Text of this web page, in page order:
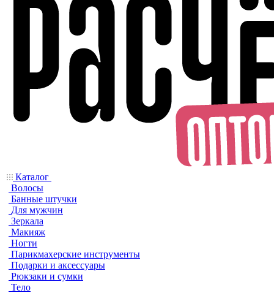
Каталог
Волосы
Банные штучки
Для мужчин
Зеркала
Макияж
Ногти
Парикмахерские инструменты
Подарки и аксессуары
Рюкзаки и сумки
Тело